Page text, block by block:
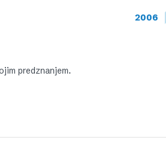
2006
predznanjem.